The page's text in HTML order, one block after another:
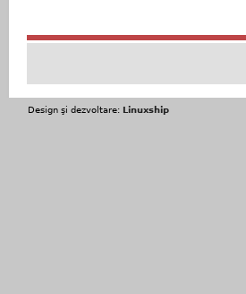
Design şi dezvoltare: Linuxship